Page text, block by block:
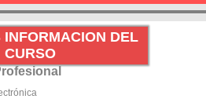
INFORMACION DEL
CURSO